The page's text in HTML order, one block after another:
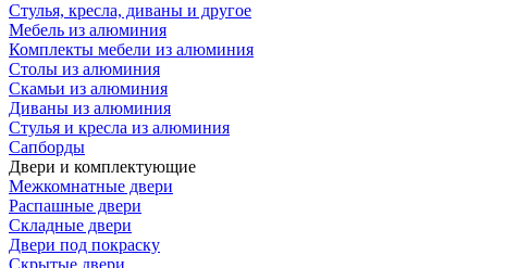
Стулья, кресла, диваны и другое
Мебель из алюминия
Комплекты мебели из алюминия
Столы из алюминия
Скамьи из алюминия
Диваны из алюминия
Стулья и кресла из алюминия
Сапборды
Двери и комплектующие
Межкомнатные двери
Распашные двери
Складные двери
Двери под покраску
Скрытые двери